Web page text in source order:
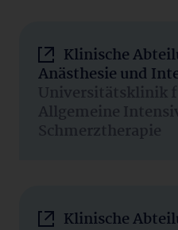
Klinische
Anästhesie und
Universitätsklinik
Allgemeine
Schmerztherapie
Klinische